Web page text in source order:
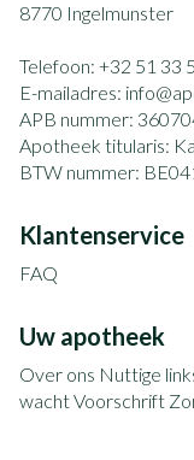
8770 Ingelmunster
Telefoon: +32 51 33
E-mailadres: info@
APB nummer:
Apotheek titularis:
BTW nummer:
Klantenservice
FAQ
Uw apotheek
Over ons Nuttige
wachtVoorschrift